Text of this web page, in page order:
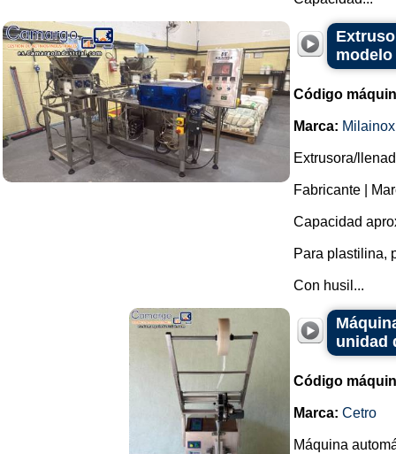
modelo
Código
Marca: Milainox
Extrusora/
Fabricante |
Capacidad
Para plastilina,
Con husil...
unidad
Código
Marca: Cetro
Máquina